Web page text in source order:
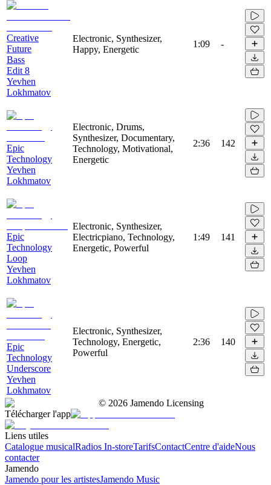
Creative
Future
Bass
Edit 8
Yevhen
Lokhmatov
Electronic, Synthesizer,
Happy, Energetic
1:09 -
Epic
Technology
Yevhen
Lokhmatov
Electronic, Drums,
Synthesizer, Documentary,
Technology, Motivational,
Energetic
2:36 142
Epic
Technology
Loop
Yevhen
Lokhmatov
Electronic, Synthesizer,
Electricpiano, Technology,
Energetic, Powerful
1:49 141
Epic
Technology
Underscore
Yevhen
Lokhmatov
Electronic, Synthesizer,
Technology, Energetic,
Powerful
2:36 140
© 2026 Jamendo Licensing
Télécharger l'app
Liens utiles
Catalogue musicalRadios In-storeTarifsContactCentre d'aideNous
contacter
Jamendo
Jamendo pour les artistesJamendo Music